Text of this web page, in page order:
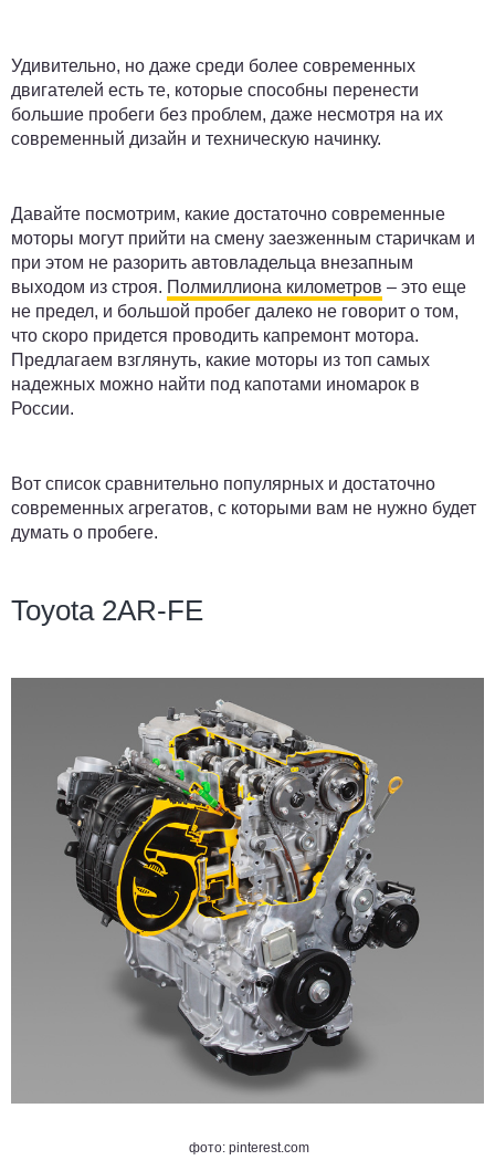
Удивительно, но даже среди более современных
двигателей есть те, которые способны перенести
большие пробеги без проблем, даже несмотря на их
современный дизайн и техническую начинку.
Давайте посмотрим, какие достаточно современные
моторы могут прийти на смену заезженным старичкам и
при этом не разорить автовладельца внезапным
выходом из строя. Полмиллиона километров – это еще
не предел, и большой пробег далеко не говорит о том,
что скоро придется проводить капремонт мотора.
Предлагаем взглянуть, какие моторы из топ самых
надежных можно найти под капотами иномарок в
России.
Вот список сравнительно популярных и достаточно
современных агрегатов, с которыми вам не нужно будет
думать о пробеге.
Toyota 2AR-FE
фото: pinterest.com